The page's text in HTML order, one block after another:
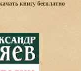
книгу бесплатно